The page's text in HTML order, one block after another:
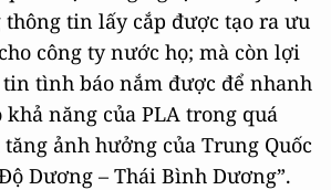
tin lấy cắp được tạo ra ưu
công ty nước họ; mà còn lợi
tin tình báo nắm được để nhanh
khả năng của PLA trong quá
ảnh hưởng của Trung Quốc
Dương – Thái Bình Dương”.